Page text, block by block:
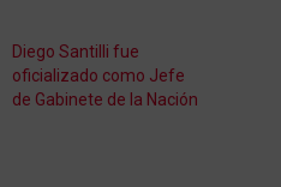
Diego Santilli fue
oficializado como Jefe
de Gabinete de la Nación